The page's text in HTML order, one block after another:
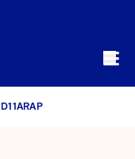
D11ARAP